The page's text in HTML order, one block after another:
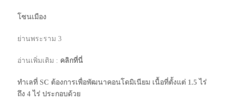
โซนเมือง
ย่านพระราม 3
อ่านเพิ่มเติม : คลิกที่นี่
ทำเลที่ SC ต้องการเพื่อพัฒนาคอนโดมิเนียม เนื้อที่ตั้งแต่ 1.5 ไร่
ถึง 4 ไร่ ประกอบด้วย